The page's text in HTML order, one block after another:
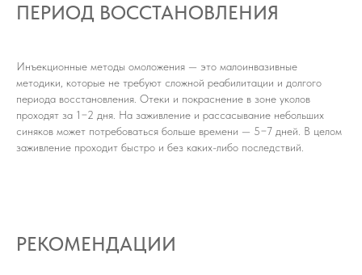
ПЕРИОД ВОССТАНОВЛЕНИЯ
Инъекционные методы омоложения — это малоинвазивные
методики, которые не требуют сложной реабилитации и долгого
периода восстановления. Отеки и покраснение в зоне уколов
проходят за 1−2 дня. На заживление и рассасывание небольших
синяков может потребоваться больше времени — 5−7 дней. В целом
заживление проходит быстро и без каких-либо последствий.
РЕКОМЕНДАЦИИ